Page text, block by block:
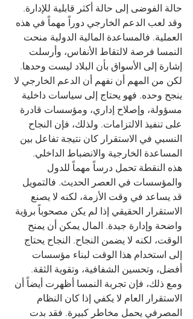
حالة الفوضى إلى حالة أكثر قابلية للإدارة.
وقد لعب الدعم الخارجي دوراً مهماً في هذه
العملية. فالمساعدة المالية الدولية منحت
النمسا فرصة لالتقاط الأنفاس، وأرسلت
إشارة إلى الأسواق بأن البلاد ليست وحدها.
لكن من المهم أن نفهم أن الدعم الخارجي لا
ينجح وحده. فهو يحتاج إلى سياسات داخلية
مسؤولة، وإصلاح إداري، ومؤسسات قادرة
على تنفيذ الالتزامات. ولذلك، فإن النجاح
النسبي في الاستقرار كان نتيجة تفاعل بين
المساعدة الخارجية والانضباط الداخلي.
هذه النقطة تحمل درساً مهماً للدول
والمؤسسات في العصر الحديث. فالتمويل
قد يساعد في وقت الأزمة، لكنه لا يصنع
الاستقرار الحقيقي إذا لم يكن مصحوباً برؤية
واضحة وإدارة جيدة. المال يمكن أن يمنح
الوقت، لكنه لا يضمن النجاح. النجاح يحتاج
إلى استخدام هذا الوقت لبناء مؤسسات
أفضل، وتحسين الشفافية، وتقوية الثقة.
ومع ذلك، فإن تجربة النمسا أظهرت أيضاً أن
الاستقرار العام لا يكفي إذا كان النظام
المصرفي يحمل مخاطر كبيرة. فقد بدت